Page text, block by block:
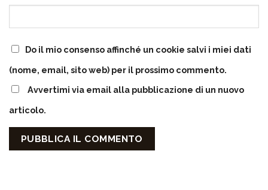
Do il mio consenso affinché un cookie salvi i miei dati
(nome, email, sito web) per il prossimo commento.
Avvertimi via email alla pubblicazione di un nuovo
articolo.